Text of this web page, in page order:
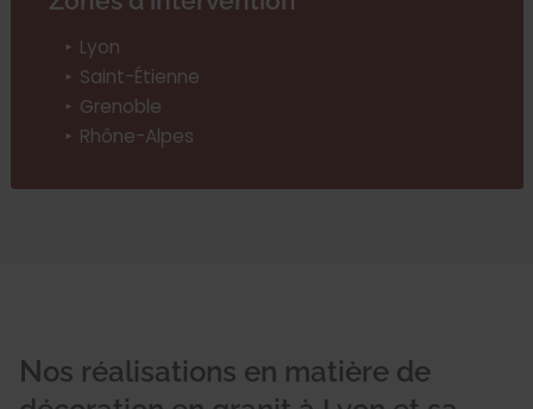
Lyon
Saint-Étienne
Grenoble
Rhône-Alpes
Nos réalisations en matière de